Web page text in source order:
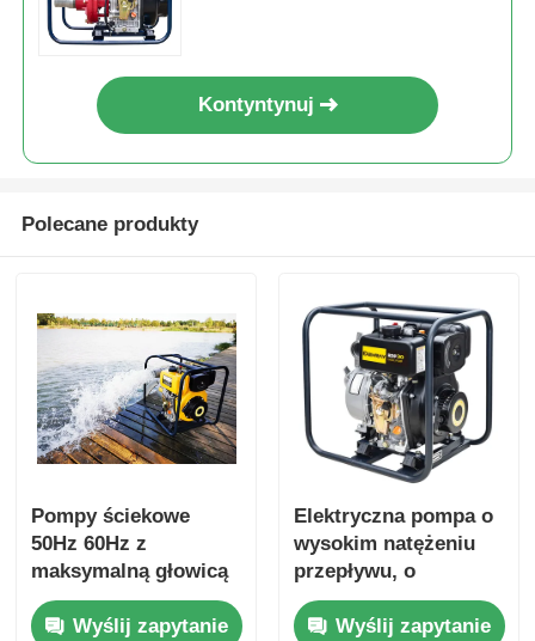
Kontyntynuj
Polecane produkty
Pompy ściekowe
50Hz 60Hz z
maksymalną głowicą
ssania 8 M i
nominalną głowicą
Wyślij zapytanie
Elektryczna pompa o
wysokim natężeniu
przepływu, o
całkowitej wysokości
podnoszenia 16m,
Wyślij zapytanie